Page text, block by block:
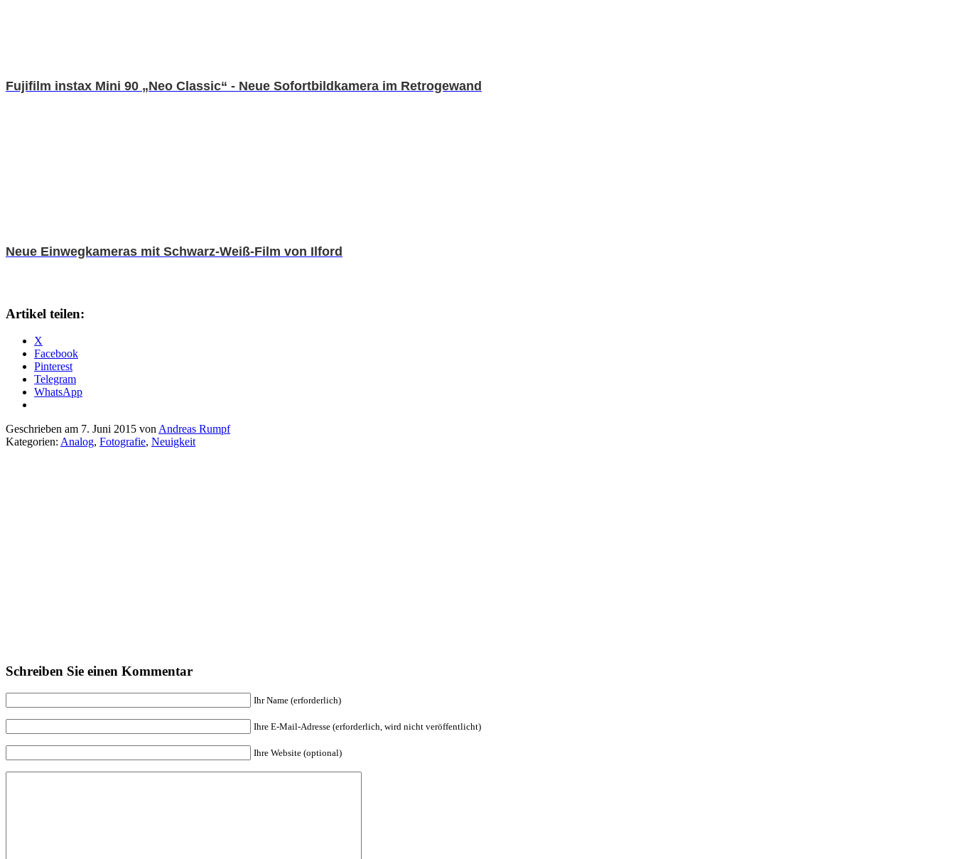
Fujifilm instax Mini 90 „Neo Classic“ - Neue Sofortbildkamera im Retrogewand
Neue Einwegkameras mit Schwarz-Weiß-Film von Ilford
Artikel teilen:
X
Facebook
Pinterest
Telegram
WhatsApp
Geschrieben am 7. Juni 2015 vonAndreas Rumpf
Kategorien: Analog, Fotografie, Neuigkeit
Schreiben Sie einen Kommentar
Ihr Name (erforderlich)
Ihre E-Mail-Adresse (erforderlich, wird nicht veröffentlicht)
Ihre Website (optional)